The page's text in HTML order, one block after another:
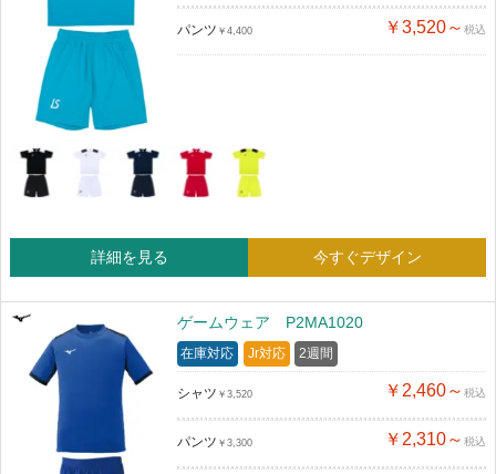
パンツ ￥4,400 ￥3,520～ 税込
詳細を見る 今すぐデザイン
ゲームウェア P2MA1020
在庫対応 Jr対応 2週間
シャツ ￥3,520 ￥2,460～ 税込
パンツ ￥3,300 ￥2,310～ 税込